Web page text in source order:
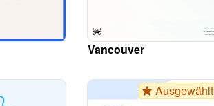
Vancouver
Ausgewählt